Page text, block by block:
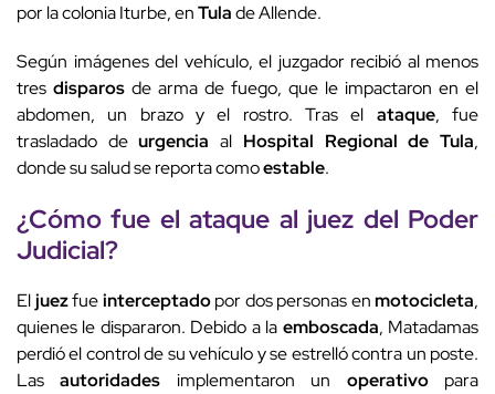
por la colonia Iturbe, enTulade Allende.
Según imágenes del vehículo, el juzgador recibió al menos
tres disparos de arma de fuego, que le impactaron en el
abdomen, un brazo y el rostro. Tras el ataque, fue
trasladado deurgencia al Hospital Regional de Tula,
donde su salud se reporta comoestable.
¿Cómo fue elataque al juez del Poder
Judicial?
Eljuezfueinterceptadopor dos personas enmotocicleta,
quienes le dispararon. Debido a la emboscada, Matadamas
perdió el control de su vehículo y se estrelló contra un poste.
Lasautoridades implementaron un operativopara